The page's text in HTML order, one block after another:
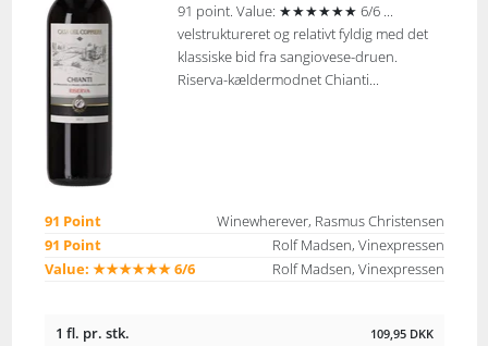
91 point. Value: ★★★★★★ 6/6 ...
velstruktureret og relativt fyldig med det
klassiske bid fra sangiovese-druen.
Riserva-kældermodnet Chianti...
91 Point
Winewherever, Rasmus Christensen
91 Point
Rolf Madsen, Vinexpressen
Value: ★★★★★★ 6/6
Rolf Madsen, Vinexpressen
1 fl. pr. stk. 109,95 DKK